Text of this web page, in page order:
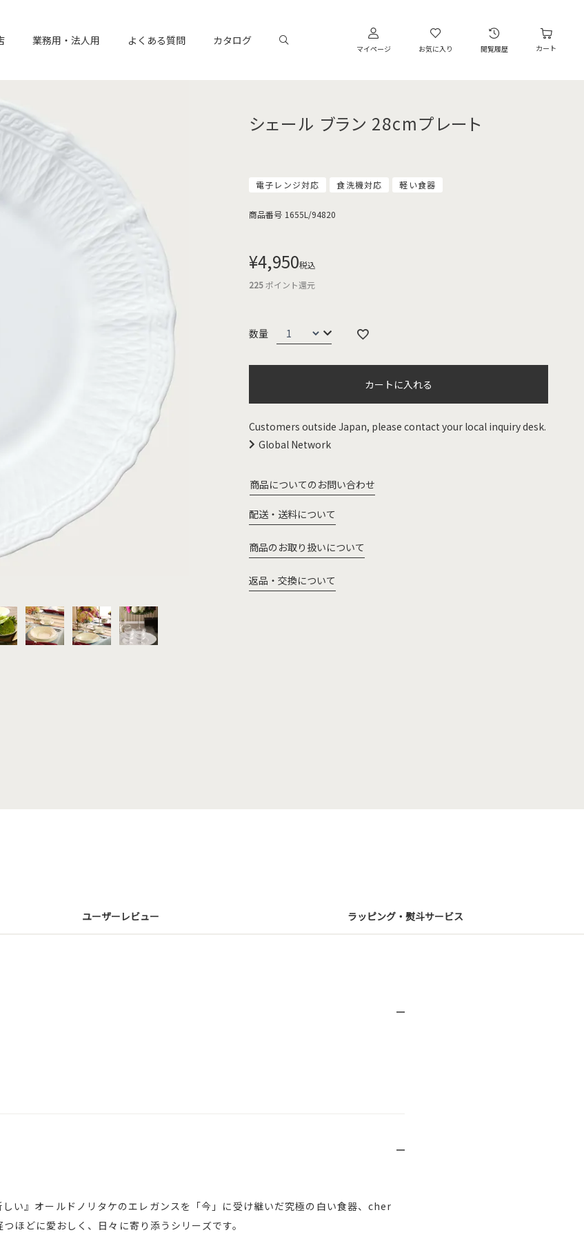
業務用・法人用 よくある質問 カタログ
マイページ お気に入り 閲覧履歴 カート
シェール ブラン 28cmプレート
電子レンジ対応 食洗機対応 軽い食器
商品番号 1655L/94820
¥4,950税込
225ポイント還元
カートに入れる
Customers outside Japan, please contact your local inquiry desk.
Global Network
商品についてのお問い合わせ
配送・送料について
商品のお取り扱いについて
返品・交換について
ユーザーレビュー ラッピング・熨斗サービス
しい』オールドノリタケのエレガンスを「今」に受け継いだ究極の白い食器、cher
ほどに愛おしく、日々に寄り添うシリーズです。